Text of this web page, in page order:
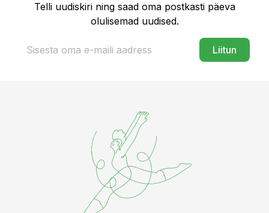
Telli uudiskiri ning saad oma postkasti päeva
olulisemad uudised.
Liitun